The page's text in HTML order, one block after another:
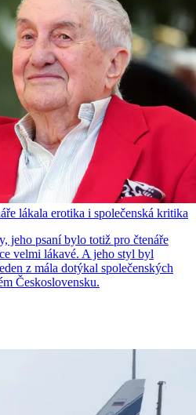
lákala erotika i společenská kritika
jeho psaní bylo totiž pro čtenáře
velmi lákavé. A jeho styl byl
z mála dotýkal společenských
Československu.